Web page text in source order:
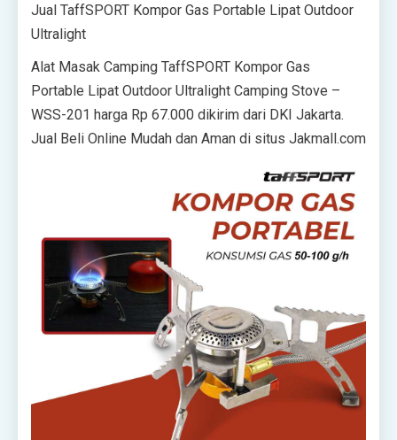
Jual TaffSPORT Kompor Gas Portable Lipat Outdoor
Ultralight
Alat Masak Camping TaffSPORT Kompor Gas
Portable Lipat Outdoor Ultralight Camping Stove –
WSS-201 harga Rp 67.000 dikirim dari DKI Jakarta.
Jual Beli Online Mudah dan Aman di situs Jakmall.com